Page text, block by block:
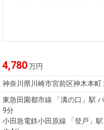
4,780万円
神奈川県川崎市宮前区神木本町
東急田園都市線 「溝の口」駅
9分
小田急電鉄小田原線 「登戸」